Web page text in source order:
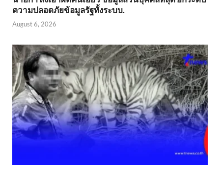
ความปลอดภัยข้อมูลรัฐทั้งระบบ.
August 6, 2026